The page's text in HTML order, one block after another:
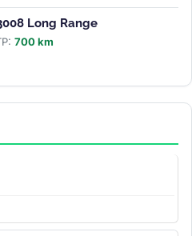
Long Range
700 km